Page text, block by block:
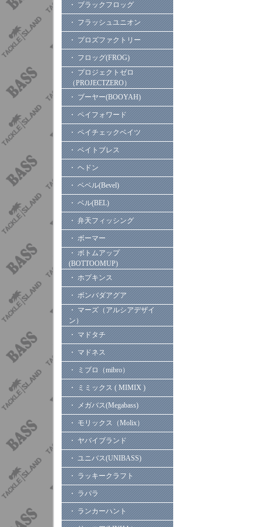
・ ブラックフロッグ
・ フラッシュユニオン
・ プロズファクトリー
・ フロッグ(FROG)
・ プロジェクトゼロ
（PROJECTZERO）
・ ブーヤー(BOOYAH)
・ ペイフォワード
・ ペイチェックベイツ
・ ベイトブレス
・ ヘドン
・ ベベル(Bevel)
・ ベル(BEL)
・ 弁天フィッシング
・ ボーマー
・ ボトムアップ
(BOTTOOMUP)
・ ホプキンス
・ ボンバダアグア
・ マーズ（アルシアデザイ
ン）
・ マドタチ
・ マドネス
・ ミブロ（mibro）
・ ミミックス ( MIMIX )
・ メガバス(Megabass)
・ モリックス（Molix）
・ ヤバイブランド
・ ユニバス(UNIBASS)
・ ラッキークラフト
・ ラパラ
・ ランカーハント